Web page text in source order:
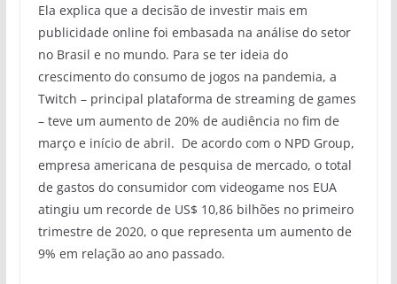
Ela explica que a decisão de investir mais em
publicidade online foi embasada na análise do setor
no Brasil e no mundo. Para se ter ideia do
crescimento do consumo de jogos na pandemia, a
Twitch – principal plataforma de streaming de games
– teve um aumento de 20% de audiência no fim de
março e início de abril. De acordo com o NPD Group,
empresa americana de pesquisa de mercado, o total
de gastos do consumidor com videogame nos EUA
atingiu um recorde de US$ 10,86 bilhões no primeiro
trimestre de 2020, o que representa um aumento de
9% em relação ao ano passado.